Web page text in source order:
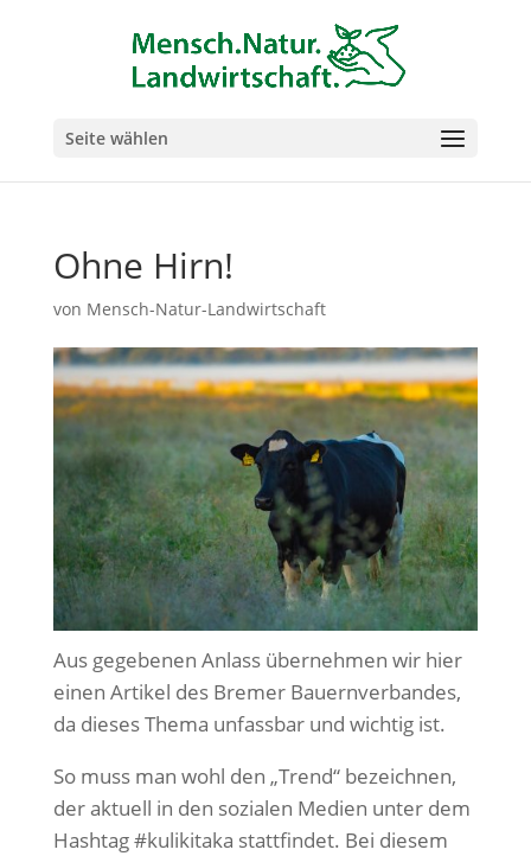
Seite wählen
Ohne Hirn!
von Mensch-Natur-Landwirtschaft
Aus gegebenen Anlass übernehmen wir hier
einen Artikel des Bremer Bauernverbandes,
da dieses Thema unfassbar und wichtig ist.
So muss man wohl den „Trend“ bezeichnen,
der aktuell in den sozialen Medien unter dem
Hashtag #kulikitaka stattfindet. Bei diesem